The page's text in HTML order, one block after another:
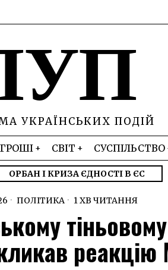
УКРАЇНСЬКИХ ПОДІЙ
СВІТ СУСПІЛЬСТВО
ОРБАН І КРИЗА ЄДНОСТІ В ЄС
ПОЛІТИКА 1 ХВ ЧИТАННЯ